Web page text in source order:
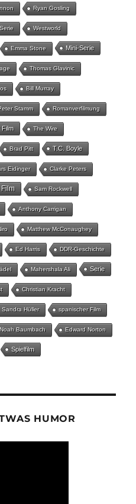
Ryan Gosling
Westworld
Emma Stone Mini-Serie
Thomas Glavinic
Bill Murray
Stamm Romanverfilmung
Film The Wire
Brad Pitt T.C. Boyle
Eidinger Clarke Peters
Film Sam Rockwell
Anthony Carrigan
Matthew McConaughey
Ed Harris DDR-Geschichte
Mahershala Ali Serie
Christian Kracht
Sandra Hüller spanischer Film
Noah Baumbach Edward Norton
Spielfilm
HUMOR